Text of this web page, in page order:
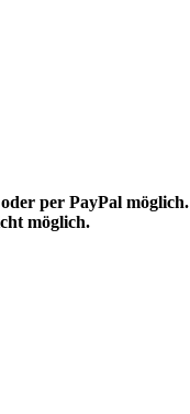
per PayPal möglich.
möglich.